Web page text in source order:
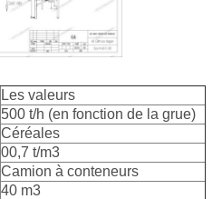
Les valeurs
500 t/h (en fonction de la grue)
Céréales
00,7 t/m3
Camion à conteneurs
40 m3